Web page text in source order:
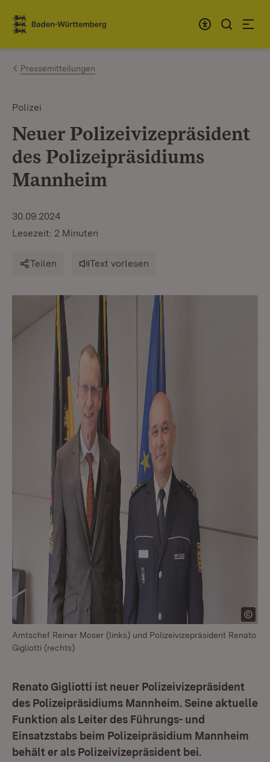
Zum Inhalt springen
Link zur Startseite
Pressemitteilungen
Polizei
Neuer Polizeivizepräsident
des Polizeipräsidiums
Mannheim
30.09.2024
Lesezeit: 2 Minuten
Teilen Text vorlesen
Amtschef Reiner Moser (links) und Polizeivizepräsident Renato
Gigliotti (rechts)
Renato Gigliotti ist neuer Polizeivizepräsident
des Polizeipräsidiums Mannheim. Seine aktuelle
Funktion als Leiter des Führungs- und
Einsatzstabs beim Polizeipräsidium Mannheim
behält er als Polizeivizepräsident bei.